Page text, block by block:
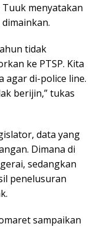
Tuuk menyatakan
tidak
ke PTSP. Kita
agar di-police line.
berijin,” tukas
data yang
Dimana di
sedangkan
penelusuran
sampaikan